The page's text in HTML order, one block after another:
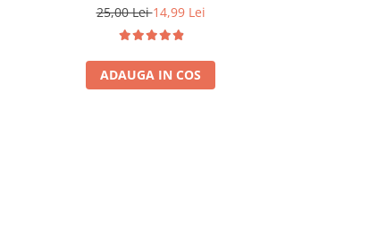
25,00 Lei14,99 Lei
ADAUGA IN COS